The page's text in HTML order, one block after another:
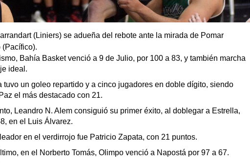
(Liniers) se adueña del rebote ante la mirada de Pomar
(Pacífico).
Bahía Basket venció a 9 de Julio, por 100 a 83, y también marcha
ideal.
tuvo un goleo repartido y a cinco jugadores en doble dígito, siendo
el más destacado con 21.
Leandro N. Alem consiguió su primer éxito, al doblegar a Estrella,
en el Luis Álvarez.
en el verdirrojo fue Patricio Zapata, con 21 puntos.
en el Norberto Tomás, Olimpo venció a Napostá por 97 a 67.